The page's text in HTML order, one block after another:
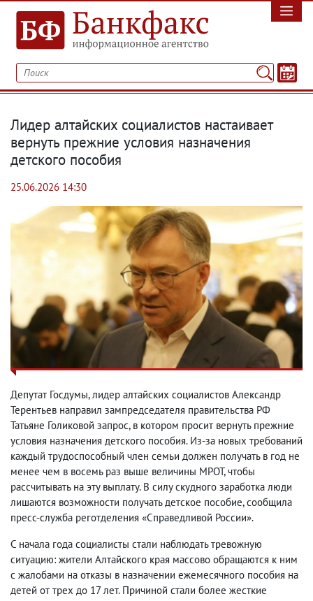
Лидер алтайских социалистов настаивает
вернуть прежние условия назначения
детского пособия
25.06.2026 14:30
Депутат Госдумы, лидер алтайских социалистов Александр
Терентьев направил зампредседателя правительства РФ
Татьяне Голиковой запрос, в котором просит вернуть прежние
условия назначения детского пособия. Из-за новых требований
каждый трудоспособный член семьи должен получать в год не
менее чем в восемь раз выше величины МРОТ, чтобы
рассчитывать на эту выплату. В силу скудного заработка люди
лишаются возможности получать детское пособие, сообщила
пресс-служба реготделения «Справедливой России».
С начала года социалисты стали наблюдать тревожную
ситуацию: жители Алтайского края массово обращаются к ним
с жалобами на отказы в назначении ежемесячного пособия на
детей от трех до 17 лет. Причиной стали более жесткие